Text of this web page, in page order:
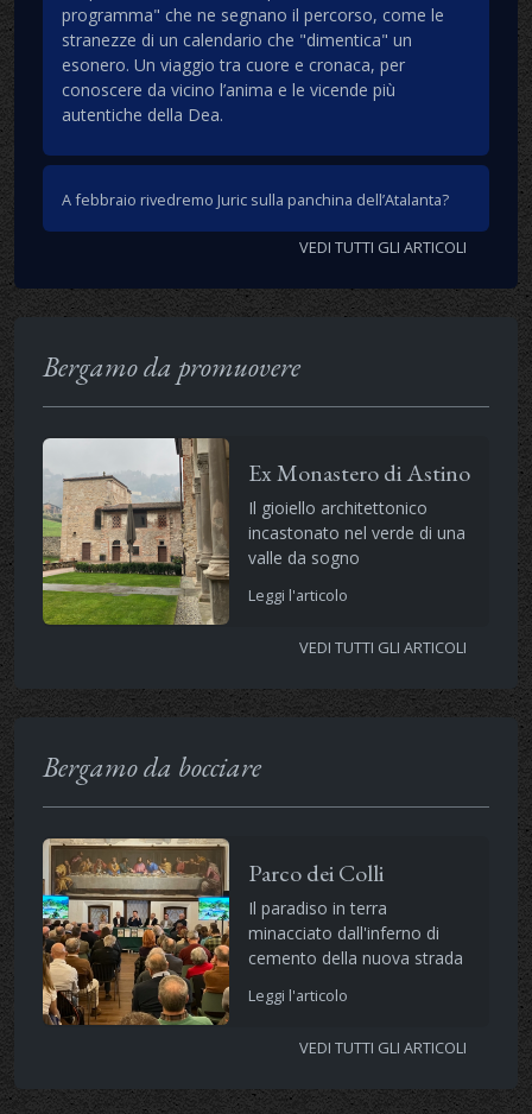
programma" che ne segnano il percorso, come le
stranezze di un calendario che "dimentica" un
esonero. Un viaggio tra cuore e cronaca, per
conoscere da vicino l’anima e le vicende più
autentiche della Dea.
A febbraio rivedremo Juric sulla panchina dell’Atalanta?
VEDI TUTTI GLI ARTICOLI
Bergamo da promuovere
Ex Monastero di Astino
Il gioiello architettonico
incastonato nel verde di una
valle da sogno
Leggi l'articolo
VEDI TUTTI GLI ARTICOLI
Bergamo da bocciare
Parco dei Colli
Il paradiso in terra
minacciato dall'inferno di
cemento della nuova strada
Leggi l'articolo
VEDI TUTTI GLI ARTICOLI